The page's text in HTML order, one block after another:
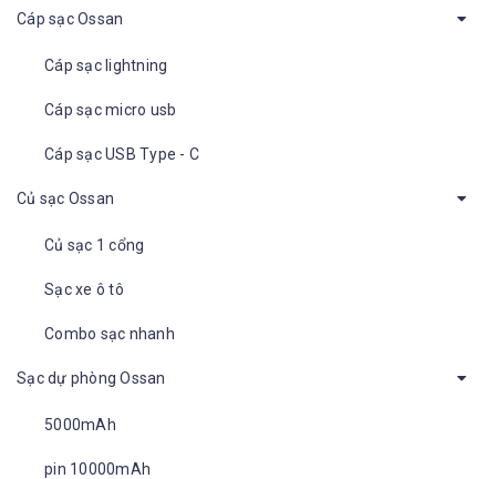
Cáp sạc Ossan
Cáp sạc lightning
Cáp sạc micro usb
Cáp sạc USB Type - C
Củ sạc Ossan
Củ sạc 1 cổng
Sạc xe ô tô
Combo sạc nhanh
Sạc dự phòng Ossan
5000mAh
pin 10000mAh